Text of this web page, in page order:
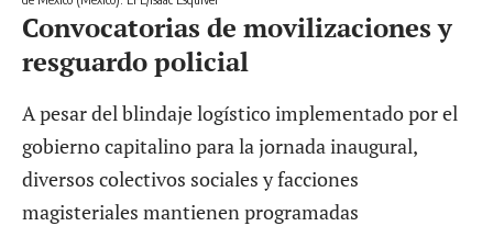
Convocatorias de movilizaciones y
resguardo policial
A pesar del blindaje logístico implementado por el
gobierno capitalino para la jornada inaugural,
diversos colectivos sociales y facciones
magisteriales mantienen programadas